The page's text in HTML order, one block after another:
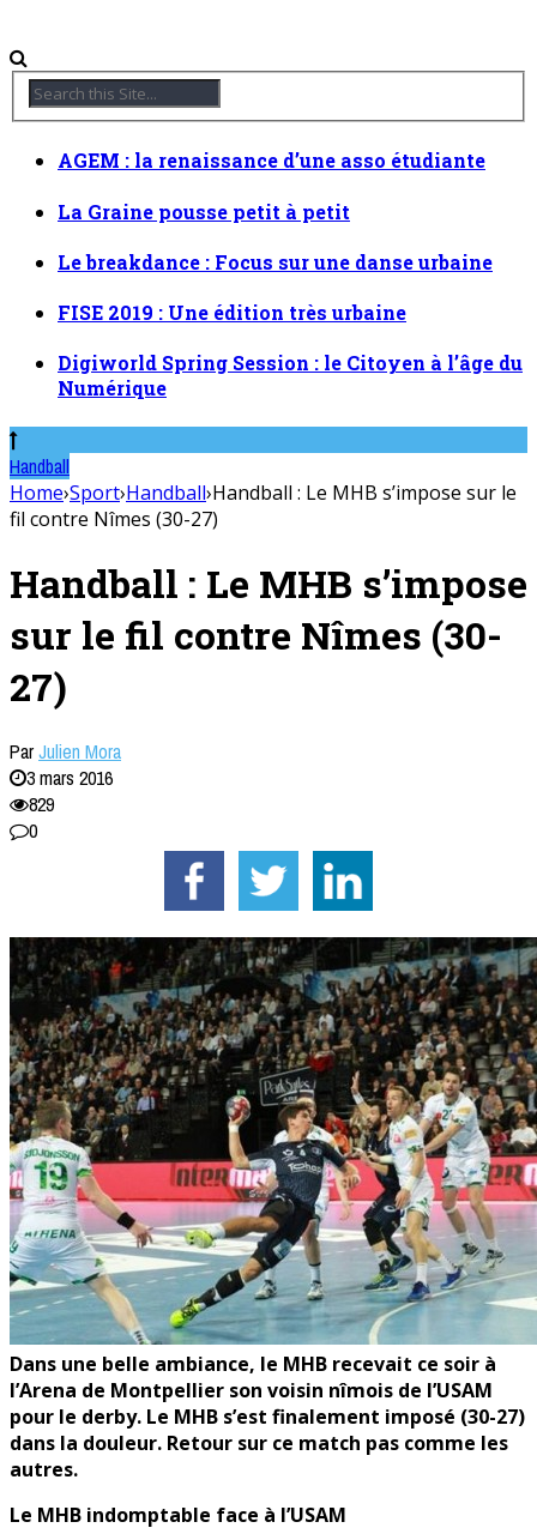
AGEM : la renaissance d’une asso étudiante
La Graine pousse petit à petit
Le breakdance : Focus sur une danse urbaine
FISE 2019 : Une édition très urbaine
Digiworld Spring Session : le Citoyen à l’âge du
Numérique
Handball
Home›Sport›Handball›Handball : Le MHB s’impose sur le
fil contre Nîmes (30-27)
Handball : Le MHB s’impose
sur le fil contre Nîmes (30-
27)
ParJulien Mora
3 mars 2016
829
0
Dans une belle ambiance, le MHB recevait ce soir à
l’Arena de Montpellier son voisin nîmois de l’USAM
pour le derby. Le MHB s’est finalement imposé (30-27)
dans la douleur. Retour sur ce match pas comme les
autres.
Le MHB indomptable face à l’USAM